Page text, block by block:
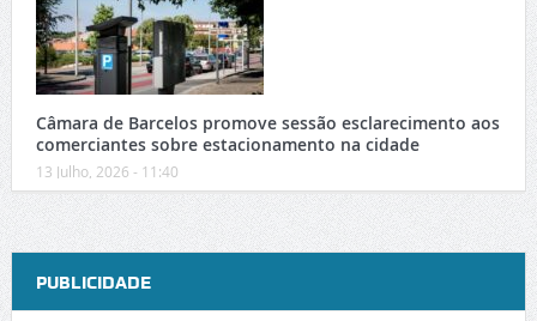
Câmara de Barcelos promove sessão esclarecimento aos
comerciantes sobre estacionamento na cidade
13 Julho, 2026 - 11:40
PUBLICIDADE